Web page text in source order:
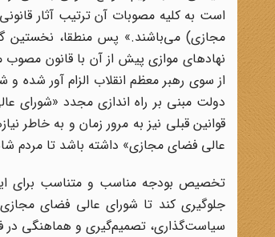
است به کلیه مصوبات آن ترتیب آثار
مجازی) می‌باشند.» پس منطقا، نخستین
نهادهای موازی پیش از آن با قانون
از سوی رهبر معظم انقلاب الزام آور شده
دولت مبنی بر راه اندازی مجدد
قوانین قبلی نیز به مرور زمان و به خاطر
عالی فضای مجازی» داشته باشد تا مردم
تخصیص بودجه مناسب و متناسب برای
جلوگیری کند تا شورای عالی فضای
سیاست‌گذاری، تصمیم‌گیری و هماهنگی